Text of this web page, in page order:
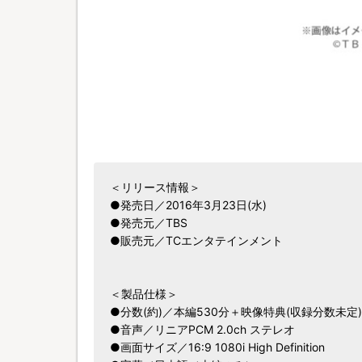
＜リリース情報＞
●発売日／2016年3月23日(水)
●発売元／TBS
●販売元／TCエンタテインメント
＜製品仕様＞
●分数(約)／本編530分＋映像特典(収録分数未定)
●音声／リニアPCM 2.0ch ステレオ
●画面サイズ／16:9 1080i High Definition